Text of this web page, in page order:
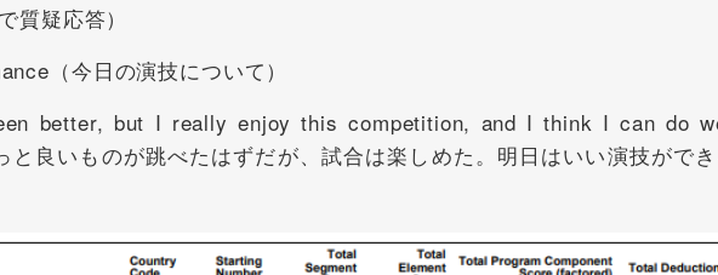
疑応答）
（今日の演技について）
better, but I really enjoy this competition, and I think I can do
良いものが跳べたはずだが、試合は楽しめた。明日はいい演技がで